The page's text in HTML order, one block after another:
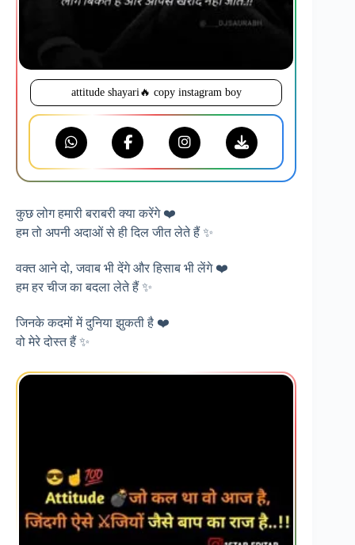
attitude shayari🔥 copy instagram boy
कुछ लोग हमारी बराबरी क्या करेंगे ❤️
हम तो अपनी अदाओं से ही दिल जीत लेते हैं ✨
वक्त आने दो, जवाब भी देंगे और हिसाब भी लेंगे ❤️
हम हर चीज का बदला लेते हैं ✨
जिनके कदमों में दुनिया झुकती है ❤️
वो मेरे दोस्त हैं ✨